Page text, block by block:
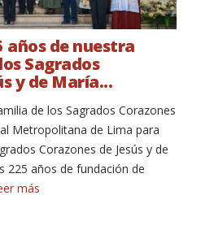
años de nuestra
Sagrados
y de María...
de los Sagrados Corazones
Metropolitana de Lima para
Corazones de Jesús y de
225 años de fundación de
más